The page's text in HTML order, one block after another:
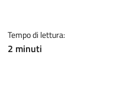
Tempo di lettura:
2 minuti